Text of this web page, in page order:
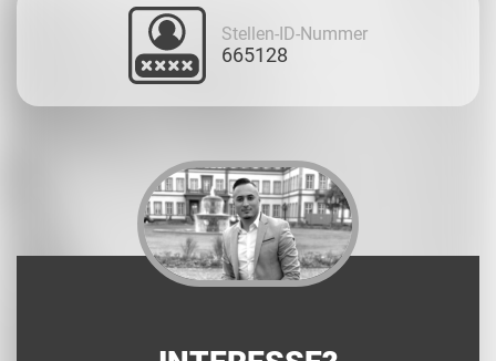
Stellen-ID-Nummer
665128